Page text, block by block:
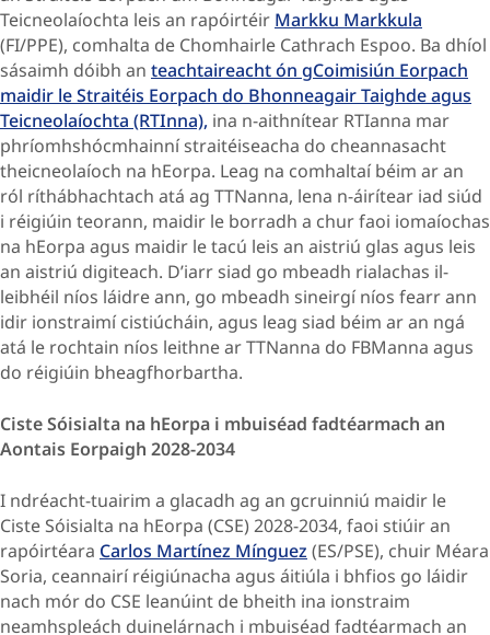
Teicneolaíochta leis an rapóirtéir Markku Markkula
(FI/PPE), comhalta de Chomhairle Cathrach Espoo. Ba dhíol
sásaimh dóibh an teachtaireacht ón gCoimisiún Eorpach
maidir le Straitéis Eorpach do Bhonneagair Taighde agus
Teicneolaíochta (RTInna), ina n-aithnítear RTIanna mar
phríomhshócmhainní straitéiseacha do cheannasacht
theicneolaíoch na hEorpa. Leag na comhaltaí béim ar an
ról ríthábhachtach atá ag TTNanna, lena n-áirítear iad siúd
i réigiúin teorann, maidir le borradh a chur faoi iomaíochas
na hEorpa agus maidir le tacú leis an aistriú glas agus leis
an aistriú digiteach. D’iarr siad go mbeadh rialachas il-
leibhéil níos láidre ann, go mbeadh sineirgí níos fearr ann
idir ionstraimí cistiúcháin, agus leag siad béim ar an ngá
atá le rochtain níos leithne ar TTNanna do FBManna agus
do réigiúin bheagfhorbartha.
Ciste Sóisialta na hEorpa i mbuiséad fadtéarmach an
Aontais Eorpaigh 2028-2034
I ndréacht-tuairim a glacadh ag an gcruinniú maidir le
Ciste Sóisialta na hEorpa (CSE) 2028-2034, faoi stiúir an
rapóirtéara Carlos Martínez Mínguez (ES/PSE), chuir Méara
Soria, ceannairí réigiúnacha agus áitiúla i bhfios go láidir
nach mór do CSE leanúint de bheith ina ionstraim
neamhspleách duinelárnach i mbuiséad fadtéarmach an